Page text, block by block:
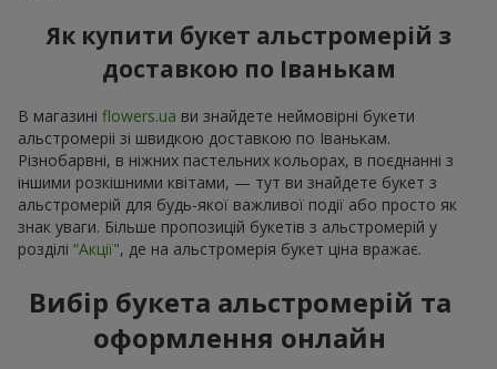
Як купити букет альстромерій з
доставкою по Іванькам
В магазині flowers.ua ви знайдете неймовірні букети
альстромеріі зі швидкою доставкою по Іванькам.
Різнобарвні, в ніжних пастельних кольорах, в поєднанні з
іншими розкішними квітами, — тут ви знайдете букет з
альстромерій для будь-якої важливої події або просто як
знак уваги. Більше пропозицій букетів з альстромерій у
розділі “Акції", де на альстромерія букет ціна вражає.
Вибір букета альстромерій та
оформлення онлайн